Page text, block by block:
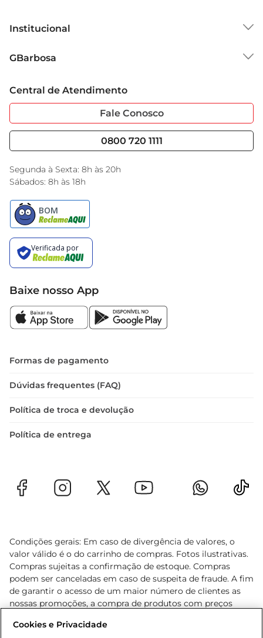
Institucional
Grupo Cencosud
Sobre Privacidade
Portal do Fornecedo
Nossas Lojas
GBarbosa
Garantia Estendida
Serviços
Black Friday
Encarte do Dia
Central de Atendimento
Fale Conosco
0800 720 1111
Segunda à Sexta: 8h às 20h
Sábados: 8h às 18h
Baixe nosso App
Formas de pagamento
Dúvidas frequentes (FAQ)
Política de troca e devolução
Política de entrega
Condições gerais: Em caso de divergência de valores, o
valor válido é o do carrinho de compras. Fotos ilustrativas.
Compras sujeitas a confirmação de estoque. Compras
podem ser canceladas em caso de suspeita de fraude. A fim
de garantir o acesso de um maior número de clientes as
nossas promoções, a compra de produtos com preços
cliente. Os preços, ofertas e condições são exclusivos para
Cookies e Privacidade